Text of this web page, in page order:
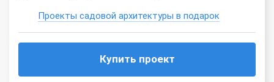
Проекты садовой архитектуры в подарок
Купить проект